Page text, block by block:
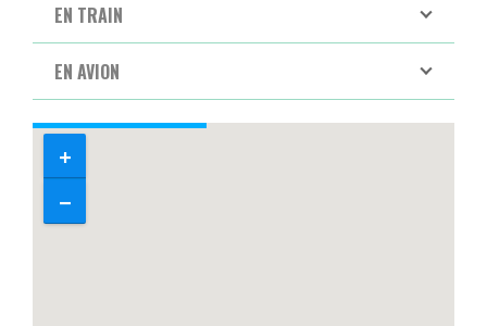
EN TRAIN
EN AVION